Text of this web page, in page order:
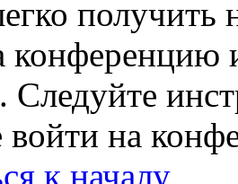
получить
. Следуйте
войти на
к началу